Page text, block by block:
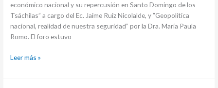
económico nacional y su repercusión en Santo Domingo de los
Tsáchilas” a cargo del Ec. Jaime Ruiz Nicolalde, y ”Geopolítica
nacional, realidad de nuestra seguridad” por la Dra. María Paula
Romo. El foro estuvo
Leer más »